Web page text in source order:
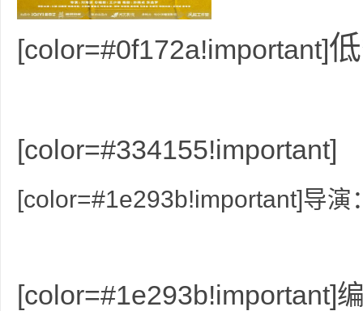
[color=#0f172a!important]
[color=#334155!important]
[color=#1e293b!important]导演
[color=#1e293b!important]